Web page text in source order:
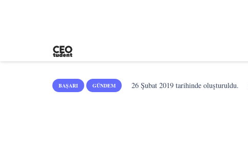
BAŞARI GÜNDEM 26 Şubat 2019 tarihinde oluşturuldu.